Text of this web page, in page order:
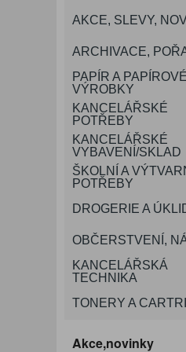
VÁNOCE
VIZITKY
OBÁLKY
NŮŽKY
TAŠKY,
A OBALY
SLADKÉ
AKCE, SLEVY,
ARCHIVACE,
PAPÍR A PAPÍROVÉ
VÝROBKY
KANCELÁŘSKÉ
POTŘEBY
KANCELÁŘSKÉ
VYBAVENÍ/SKLAD
ŠKOLNÍ A
POTŘEBY
DROGERIE A
OBČERSTVENÍ,
KANCELÁŘSKÁ
TECHNIKA
TONERY A
Akce,novinky